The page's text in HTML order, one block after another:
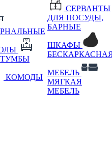
КОМОДЫ
СЕРВАНТЫ
ДЛЯ ПОСУДЫ,
БАРНЫЕ
ШКАФЫ
МЕБЕЛЬ
МЯГКАЯ
МЕБЕЛЬ